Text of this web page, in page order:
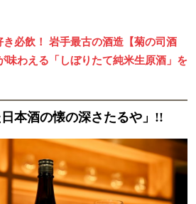
必飲！ 岩手最古の酒造【菊の司酒
味わえる「しぼりたて純米生原酒」を
日本酒の懐の深さたるや」!!